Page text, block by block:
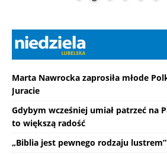
Marta Nawrocka zaprosiła młode
Juracie
Gdybym wcześniej umiał patrzeć na
to większą radość
„Biblia jest pewnego rodzaju lustrem”